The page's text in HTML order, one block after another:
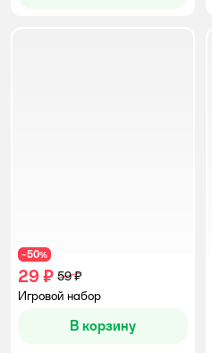
−50%
29 ₽ 59 ₽
Игровой набор
В корзину